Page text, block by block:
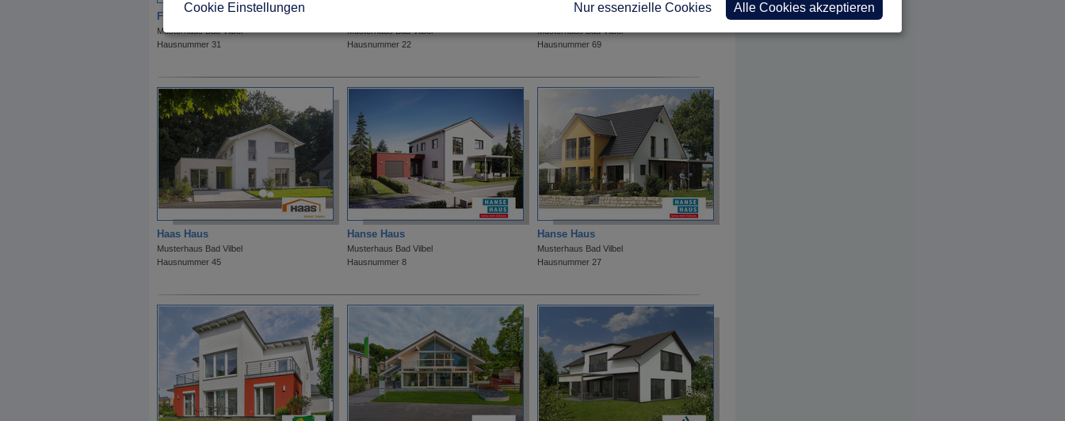
Frick Holzhaus
Musterhaus Bad Vilbel
Hausnummer 31
Musterhaus Bad Vilbel
Hausnummer 22
Musterhaus Bad Vilbel
Hausnummer 69
Haas Haus
Musterhaus Bad Vilbel
Hausnummer 45
Hanse Haus
Musterhaus Bad Vilbel
Hausnummer 8
Hanse Haus
Musterhaus Bad Vilbel
Hausnummer 27
Cookie Einstellungen Nur essenzielle Cookies Alle Cookies akzeptieren